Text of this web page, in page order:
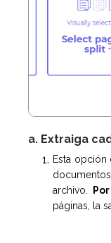
a. Extraiga
Esta opción
archivo.
páginas, la